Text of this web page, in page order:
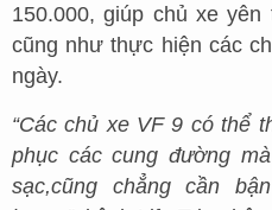
150.000, giúp chủ xe
cũng như thực hiện các
ngày.
“Các chủ xe VF 9 có thể
phục các cung đường
sạc,cũng chẳng cần